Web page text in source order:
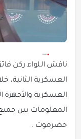
ناقش اللواء ركن
العسكرية الثانية،
العسكرية والأجهزة
المعلومات بين
حضرموت .